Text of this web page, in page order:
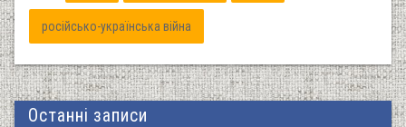
російсько-українська війна
Останні записи